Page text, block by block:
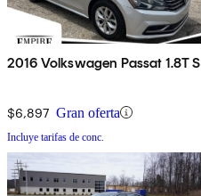
2016 Volkswagen Passat 1.8T S
$6,897 Gran oferta
Incluye tarifas de conc.